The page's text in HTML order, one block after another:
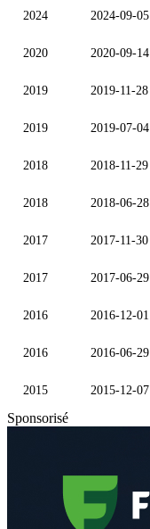
2024 2024-09-05
2020 2020-09-14
2019 2019-11-28
2019 2019-07-04
2018 2018-11-29
2018 2018-06-28
2017 2017-11-30
2017 2017-06-29
2016 2016-12-01
2016 2016-06-29
2015 2015-12-07
Sponsorisé